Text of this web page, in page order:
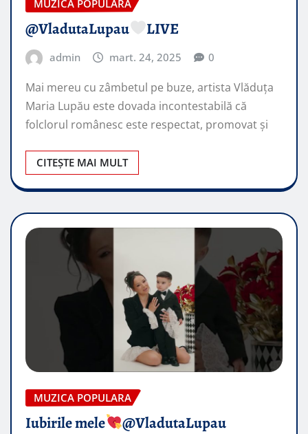
MUZICA POPULARA
@VladutaLupau LIVE
admin mart. 24, 2025 0
Mai mereu cu zâmbetul pe buze, artista Vlăduța
Maria Lupău este dovada incontestabilă că
folclorul românesc este respectat, promovat şi
CITEȘTE MAI MULT
MUZICA POPULARA
Iubirile mele @VladutaLupau